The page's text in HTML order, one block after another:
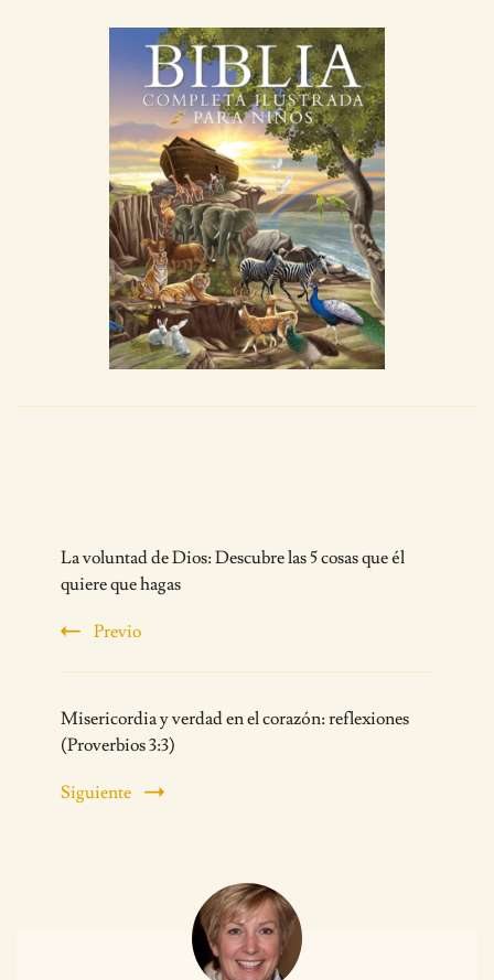
Navigation
La voluntad de Dios: Descubre las 5 cosas que él
quiere que hagas
Previo
Misericordia y verdad en el corazón: reflexiones
(Proverbios 3:3)
Siguiente